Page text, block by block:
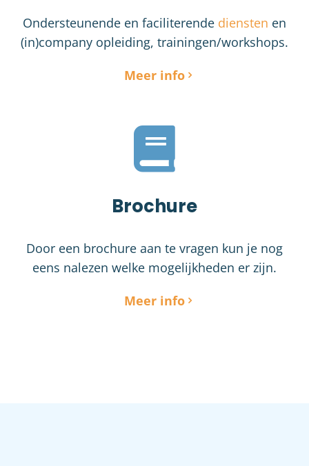
Ondersteunende en faciliterende diensten en
(in)company opleiding, trainingen/workshops.
Meer info
Brochure
Door een brochure aan te vragen kun je nog
eens nalezen welke mogelijkheden er zijn.
Meer info